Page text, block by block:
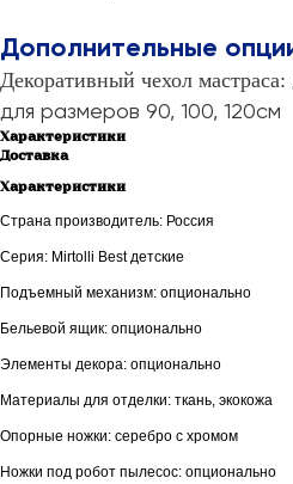
Дополнительные
Декоративный чехол мастраса:
для размеров 90, 100, 120см
Характеристики
Доставка
Характеристики
Страна производитель: Россия
Серия: Mirtolli Best детские
Подъемный механизм: опционально
Бельевой ящик: опционально
Элементы декора: опционально
Материалы для отделки: ткань, экокожа
Опорные ножки: серебро с хромом
Ножки под робот пылесос: опционально